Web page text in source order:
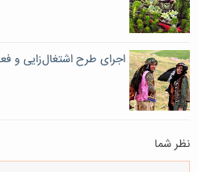
اجرای طرح اشتغال‌زایی و
نظر شما